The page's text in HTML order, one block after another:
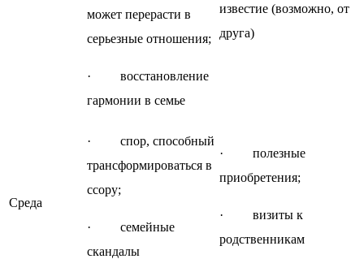
может перерасти в
серьезные отношения;
· восстановление
гармонии в семье
известие (возможно, от
друга)
Среда
· спор, способный
трансформироваться в
ссору;
· семейные
скандалы
· полезные
приобретения;
· визиты к
родственникам